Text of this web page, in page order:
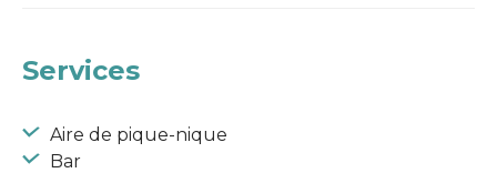
Services
Aire de pique-nique
Bar